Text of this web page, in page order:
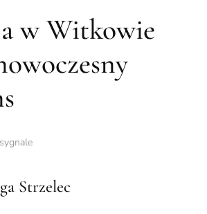
w Witkowie
Strzelec